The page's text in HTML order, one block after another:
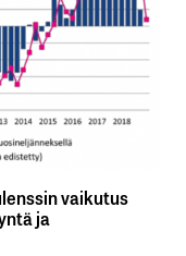
vaikutus
ja